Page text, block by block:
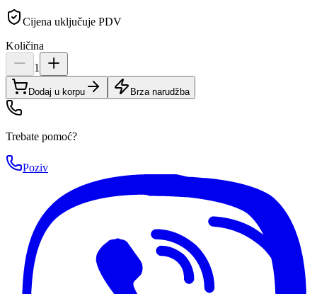
Cijena uključuje PDV
Količina
1
Dodaj u korpu Brza narudžba
Trebate pomoć?
Poziv